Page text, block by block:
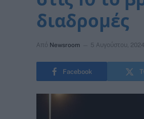
διαδρομές
Από Newsroom 5 Αυγούστου, 2024
Facebook